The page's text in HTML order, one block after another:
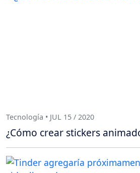
Tecnología • JUL 15 / 2020
¿Cómo crear stickers